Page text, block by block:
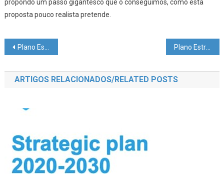
propondo um passo gigantesco que o conseguimos, como esta
proposta pouco realista pretende.
Navegação
de
artigos
Plano Estratégico – Pedro Bicudo Plano Estratégico – Teresa Heitor
ARTIGOS RELACIONADOS/RELATED POSTS